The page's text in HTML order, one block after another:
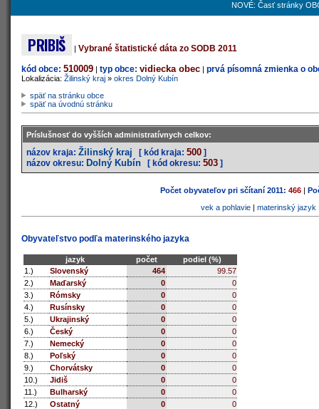
NOVÉ: Časť stránky
PRIBIŠ | Vybrané štatistické dáta zo SODB 2011
kód obce: 510009 | typ obce: vidiecka obec | prvá písomná zmienka o
Lokalizácia: Žilinský kraj » okres Dolný Kubín
späť na stránku obce
späť na úvodnú stránku
Príslušnosť do vyšších administratívnych celkov:
názov kraja: Žilinský kraj [ kód kraja: 500 ]
názov okresu: Dolný Kubín [ kód okresu: 503 ]
Počet obyvateľov pri sčítaní 2011: 466 |
vek a pohlavie| materinský jazyk
Obyvateľstvo podľa materinského jazyka
jazyk počet
podiel (%)
1.)
Slovenský 464
99.57
2.)
Maďarský 0
0
3.)
Rómsky 0
0
4.)
Rusínsky 0
0
5.)
Ukrajinský 0
0
6.)
Český 0
0
7.)
Nemecký 0
0
8.)
Poľský 0
0
9.)
Chorvátsky 0
0
10.)
Jidiš 0
0
11.)
Bulharský 0
0
12.)
Ostatný 0
0